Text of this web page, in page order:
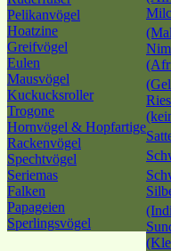
Pelikanvögel
Hoatzine
Greifvögel
Eulen
Mausvögel
Kuckucksroller
Trogone
Hornvögel & Hopfartige
Rackenvögel
Spechtvögel
Seriemas
Falken
Papageien
Sperlingsvögel